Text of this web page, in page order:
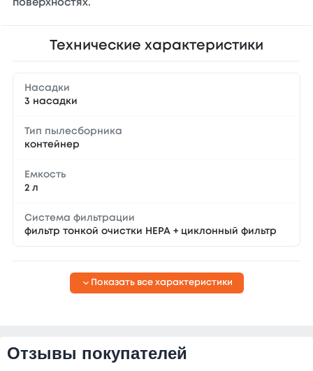
поверхностях.
Технические характеристики
Насадки
3 насадки
Тип пылесборника
контейнер
Емкость
2 л
Система фильтрации
фильтр тонкой очистки НЕРА + циклонный фильтр
Показать все характеристики
Отзывы покупателей